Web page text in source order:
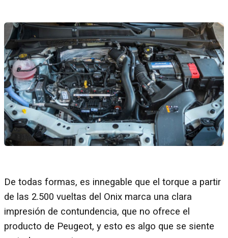
De todas formas, es innegable que el torque a partir
de las 2.500 vueltas del Onix marca una clara
impresión de contundencia, que no ofrece el
producto de Peugeot, y esto es algo que se siente